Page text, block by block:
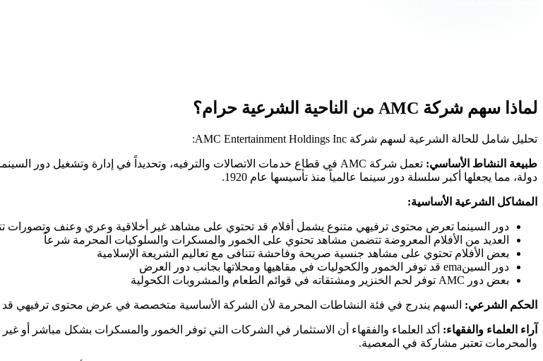
لماذا سهم شركة AMC من الناحية الشرعية حرام؟
تحليل شامل للحالة الشرعية لسهم شركة AMC Entertainment Holdings Inc:
طبيعة النشاط الأساسي:
دولة، مما يجعلها أكبر سلسلة دور سينما عالمياً منذ تأسيسها عام 1920.
المشاكل الشرعية الأساسية:
دور السينما تعرض محتوى ترفيهي متنوع يشمل أفلام قد تحتوي على مشاهد غير أخلاقية وعري وعنف وتصورات
العديد من الأفلام المعروضة تتضمن مشاهد تحتوي على الخمور والمسكرات والسلوكيات المحرمة شرعاً
بعض الأفلام تحتوي على مشاهد جنسية صريحة وفاحشة تتنافى مع تعاليم الشريعة الإسلامية
دور السينema قد توفر الخمور والكحوليات في مقاهيها ومحلاتها بجانب دور العرض
بعض دور AMC توفر لحم الخنزير ومشتقاته في قوائم الطعام والمشروبات الكحولية
الحكم الشرعي: السهم يندرج في فئة النشاطات المحرمة لأن الشركة الأساسية متخصصة في عرض محتوى ترفيهي قد
آراء العلماء والفقهاء: أكد العلماء والفقهاء أن الاستثمار في الشركات التي توفر الخمور والمسكرات بشكل مباشر أو
والمحرمات تعتبر مشاركة في المعصية.